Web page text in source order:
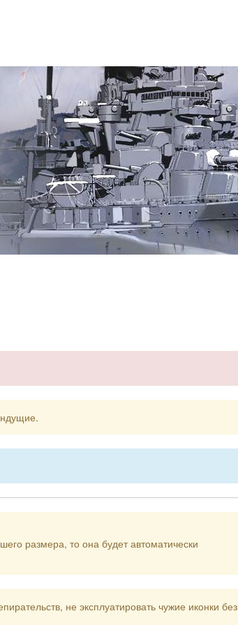
размера, то она будет автоматически
не эксплуатировать чужие иконки без